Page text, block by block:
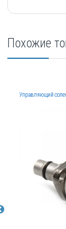
Похожие
Управляющий